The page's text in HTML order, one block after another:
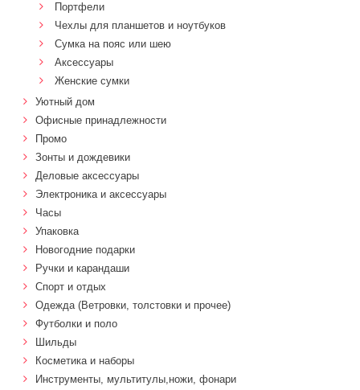
Портфели
Чехлы для планшетов и ноутбуков
Сумка на пояс или шею
Аксессуары
Женские сумки
Уютный дом
Офисные принадлежности
Промо
Зонты и дождевики
Деловые аксессуары
Электроника и аксессуары
Часы
Упаковка
Новогодние подарки
Ручки и карандаши
Спорт и отдых
Одежда (Ветровки, толстовки и прочее)
Футболки и поло
Шильды
Косметика и наборы
Инструменты, мультитулы,ножи, фонари